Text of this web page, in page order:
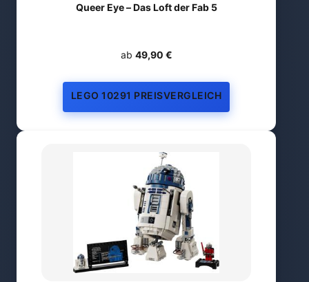
Queer Eye – Das Loft der Fab 5
ab 49,90 €
LEGO 10291 PREISVERGLEICH